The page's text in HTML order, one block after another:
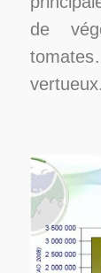
de
vertueux.